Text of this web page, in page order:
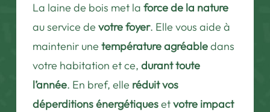
La laine de bois met la force de la nature
au service de votre foyer. Elle vous aide à
maintenir une température agréabledans
votre habitation et ce, durant toute
l’année. En bref, elle réduit vos
déperditions énergétiquesetvotre impact